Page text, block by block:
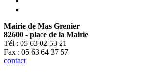
Mairie de Mas Grenier
82600 - place de la Mairie
Tél : 05 63 02 53 21
Fax : 05 63 64 37 57
contact